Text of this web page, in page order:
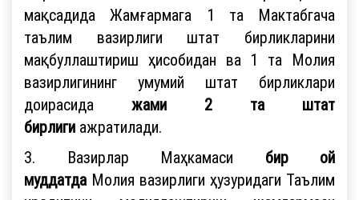
мақсадида Жамғармага 1 та Мактабгача
таълим вазирлиги штат бирликларини
мақбуллаштириш ҳисобидан ва 1 та Молия
вазирлигининг умумий штат бирликлари
доирасида жами
2 та штат
бирлиги ажратилади.
3. Вазирлар Маҳкамаси бир ой
муддатдаМолия вазирлиги ҳузуридаги Таълим